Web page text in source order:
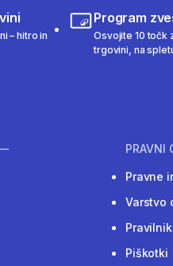
– hitro in
Program
Osvojite 10 točk
trgovini, na
PRAVNI
Pravne
Varstvo
Piškotki